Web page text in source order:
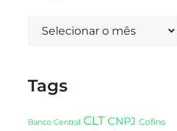
Tags
Banco Central CLT CNPJ Cofins